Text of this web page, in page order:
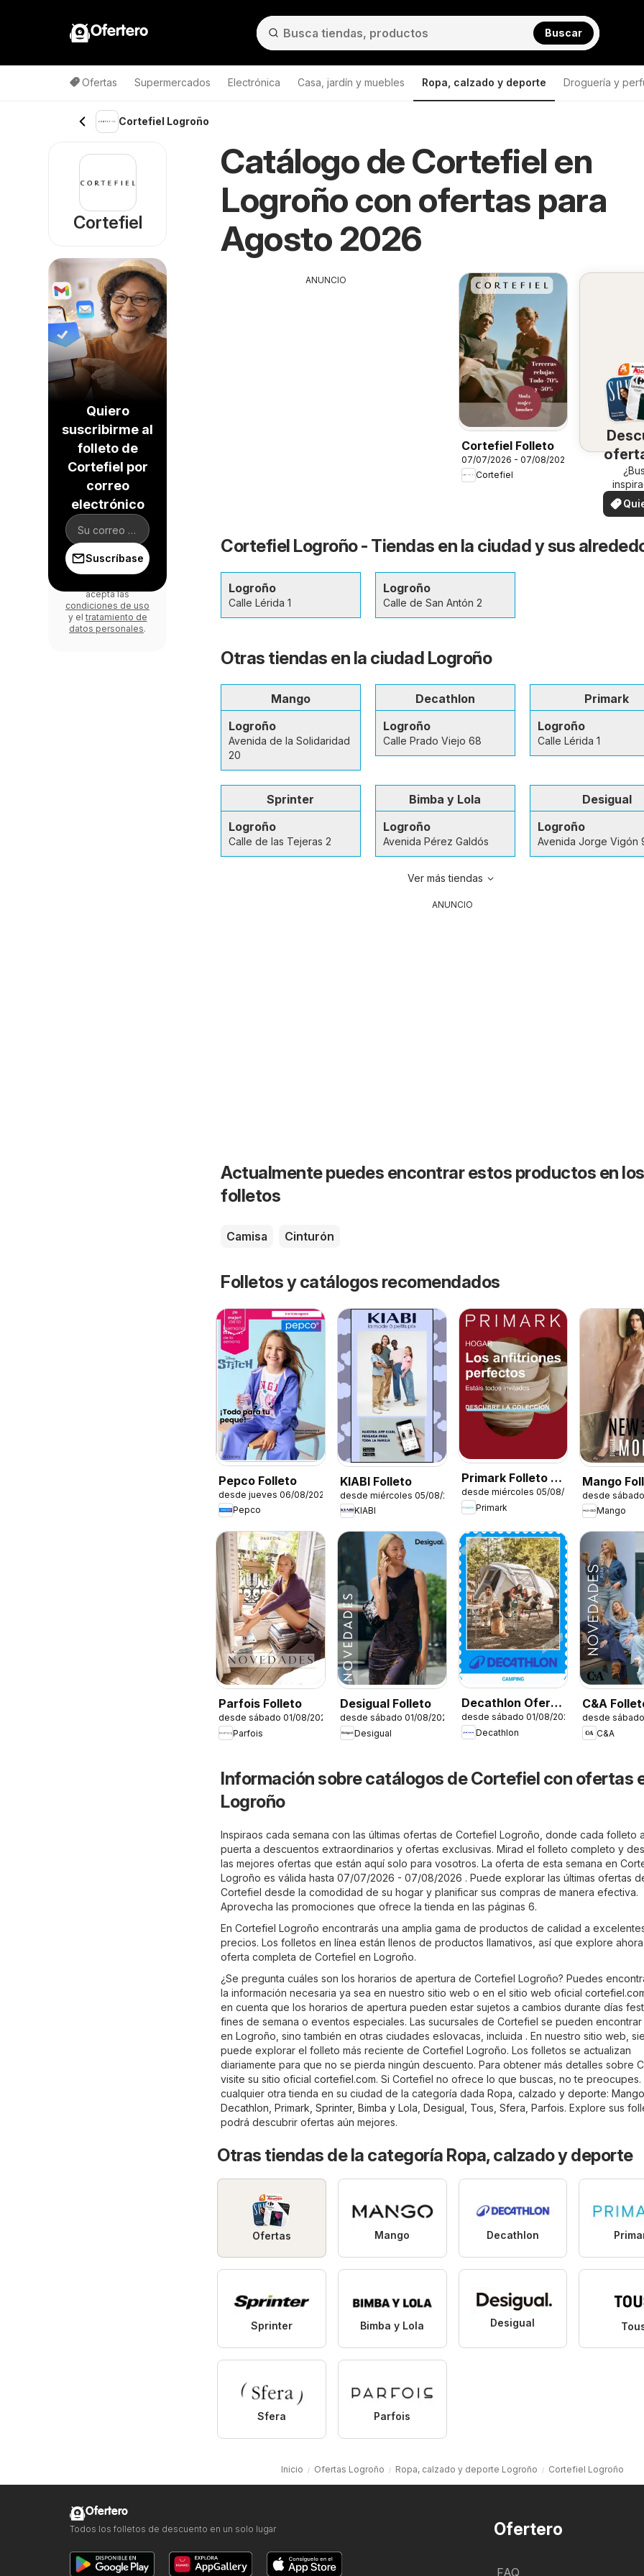
Ofertero Buscar
Ofertas Supermercados Electrónica Casa, jardín y muebles Ropa, calzado y deporte Droguería y
Cortefiel Logroño
Catálogo de Cortefiel en
Logroño con ofertas para
Agosto 2026
ANUNCIO
Cortefiel Folleto
07/07/2026 - 07/08/2026
Cortefiel
su
¡Vea
en su
ver
Cortefiel Logroño - Tiendas en la ciudad y sus
Logroño
Calle Lérida 1
Logroño
Calle de San Antón 2
Otras tiendas en la ciudad Logroño
Mango
Logroño
Avenida de la Solidaridad
20
Decathlon
Logroño
Calle Prado Viejo 68
Primark
Logroño
Calle Lérida 1
Sprinter
Logroño
Calle de las Tejeras 2
Bimba y Lola
Logroño
Avenida Pérez Galdós
Desigual
Logroño
Avenida Jorge Vigón
Ver más tiendas
ANUNCIO
Actualmente puedes encontrar estos productos en los
folletos
Camisa Cinturón
Folletos y catálogos recomendados
Pepco Folleto
desde jueves 06/08/2026
Pepco
KIABI Folleto
desde miércoles 05/08/2026
KIABI
Primark Folleto -
Hogar
desde miércoles 05/08/2026
Primark
Mango
desde
Mango
Parfois Folleto
desde sábado 01/08/2026
Parfois
Desigual Folleto
desde sábado 01/08/2026
Desigual
Decathlon Oferta
estacional
desde sábado 01/08/2026
Decathlon
C&A
desde
C&A
Información sobre catálogos de Cortefiel con ofertas
Logroño
Inspiraos cada semana con las últimas ofertas de Cortefiel Logroño, donde cada folleto
puerta a descuentos extraordinarios y ofertas exclusivas. Mirad el folleto completo y
las mejores ofertas que están aquí solo para vosotros. La oferta de esta semana en
Logroño es válida hasta 07/07/2026 - 07/08/2026 . Puede explorar las últimas ofertas
Cortefiel desde la comodidad de su hogar y planificar sus compras de manera efectiva.
Aprovecha las promociones que ofrece la tienda en las páginas 6.
En Cortefiel Logroño encontrarás una amplia gama de productos de calidad a
precios. Los folletos en línea están llenos de productos llamativos, así que explore
oferta completa de Cortefiel en Logroño.
¿Se pregunta cuáles son los horarios de apertura de Cortefiel Logroño? Puedes
la información necesaria ya sea en nuestro sitio web o en el sitio web oficial
en cuenta que los horarios de apertura pueden estar sujetos a cambios durante días
fines de semana o eventos especiales. Las sucursales de Cortefiel se pueden
en Logroño, sino también en otras ciudades eslovacas, incluida . En nuestro sitio web,
puede explorar el folleto más reciente de Cortefiel Logroño. Los folletos se actualizan
diariamente para que no se pierda ningún descuento. Para obtener más detalles sobre
visite su sitio oficial cortefiel.com. Si Cortefiel no ofrece lo que buscas, no te preocupes.
cualquier otra tienda en su ciudad de la categoría dada Ropa, calzado y deporte: Mango
Decathlon Primark Sprinter, Bimba y Lola Desigual Tous Sfera Parfois. Explore sus
podrá descubrir ofertas aún mejores.
Otras tiendas de la categoría Ropa, calzado y deporte
Ofertas Mango Decathlon
Sprinter Bimba y Lola Desigual
Sfera Parfois
Inicio Ofertas Logroño Ropa, calzado y deporte Logroño Cortefiel Logroño
Cortefiel
Quiero
suscribirme al
folleto de
Cortefiel por
correo
electrónico
Suscríbase
acepta las
condiciones de uso
y el tratamiento de
datos personales.
Ofertero
FAQ
Ofertero
Todos los folletos de descuento en un solo lugar